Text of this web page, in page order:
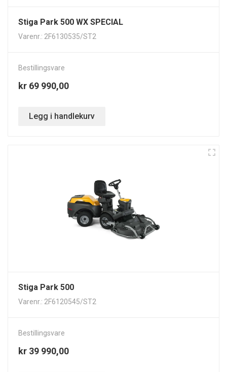
Stiga Park 500 WX SPECIAL
Varenr.: 2F6130535/ST2
Bestillingsvare
kr 69 990,00
Legg i handlekurv
Stiga Park 500
Varenr.: 2F6120545/ST2
Bestillingsvare
kr 39 990,00